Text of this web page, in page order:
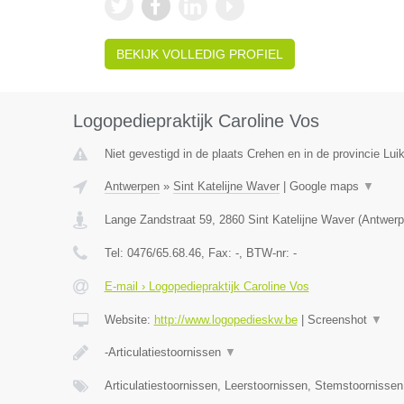
BEKIJK VOLLEDIG PROFIEL
Logopediepraktijk Caroline Vos
Niet gevestigd in de plaats Crehen en in de provincie
Antwerpen» Sint Katelijne Waver| Google maps ▼
Lange Zandstraat 59, 2860 Sint Katelijne Waver(
Tel: 0476/65.68.46, Fax: -, BTW-nr: -
E-mail › Logopediepraktijk Caroline Vos
Website: http://www.logopedieskw.be| Screenshot ▼
-Articulatiestoornissen ▼
Articulatiestoornissen, Leerstoornissen,